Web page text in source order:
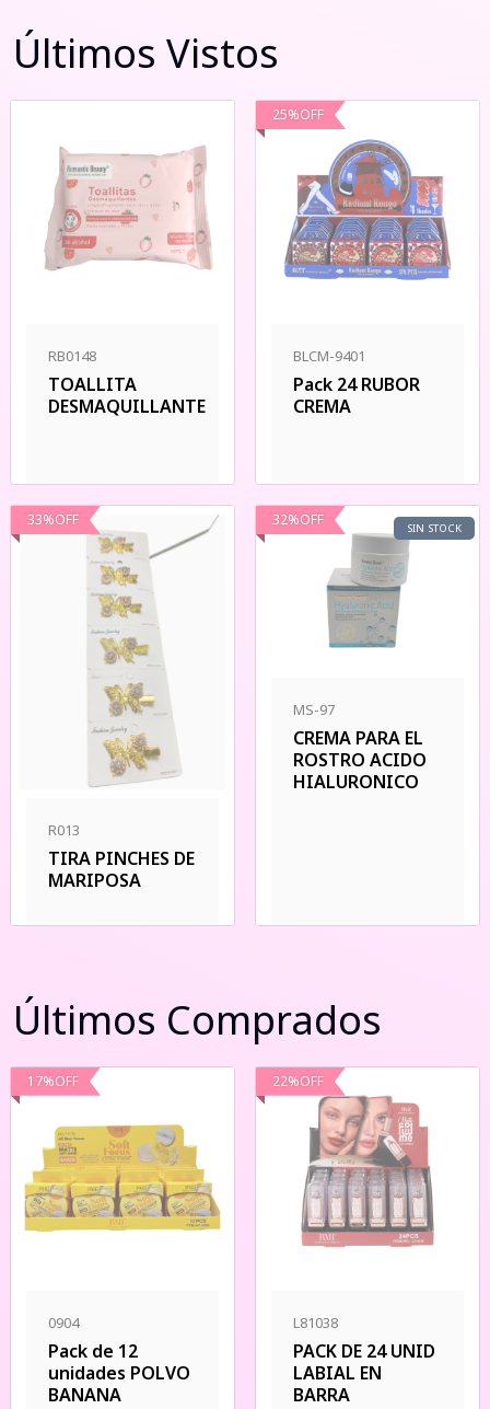
Últimos Vistos
RB0148
TOALLITA
DESMAQUILLANTE
25%OFF
BLCM-9401
Pack 24 RUBOR
CREMA
33%OFF
R013
TIRA PINCHES DE
MARIPOSA
32%OFF SIN STOCK
MS-97
CREMA PARA EL
ROSTRO ACIDO
HIALURONICO
Últimos Comprados
17%OFF
0904
Pack de 12
unidades POLVO
BANANA
22%OFF
L81038
PACK DE 24 UNID
LABIAL EN
BARRA